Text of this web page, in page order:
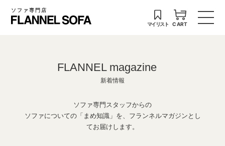
ソファ専門店
マイリスト CART
FLANNEL magazine
新着情報
ソファ専門スタッフからの
ソファについての「まめ知識」を、フランネルマガジンとし
てお届けします。